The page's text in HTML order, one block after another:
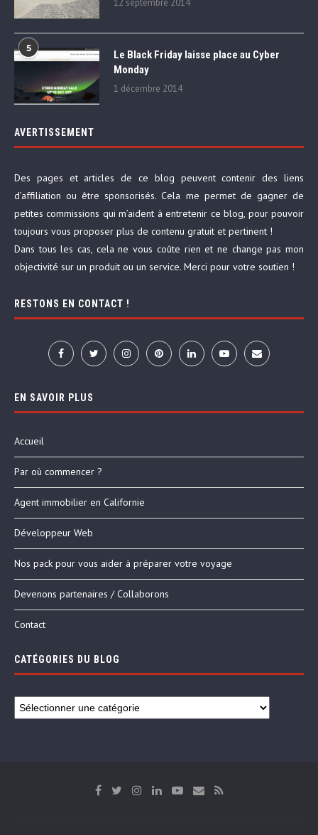
5
Le Black Friday laisse place au Cyber
Monday
1 décembre 2014
AVERTISSEMENT
Des pages et articles de ce blog peuvent contenir des liens
d’affiliation ou être sponsorisés. Cela me permet de gagner de
petites commissions qui m’aident à entretenir ce blog, pour pouvoir
toujours vous proposer plus de contenu gratuit et pertinent !
Dans tous les cas, cela ne vous coûte rien et ne change pas mon
objectivité sur un produit ou un service. Merci pour votre soutien !
RESTONS EN CONTACT !
EN SAVOIR PLUS
Accueil
Par où commencer ?
Agent immobilier en Californie
Développeur Web
Nos pack pour vous aider à préparer votre voyage
Devenons partenaires / Collaborons
Contact
CATÉGORIES DU BLOG